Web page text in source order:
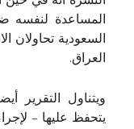
المساعدة لنفسه
السعودية تحاولان
العراق.
ويتناول التقرير
يتحفظ عليها –